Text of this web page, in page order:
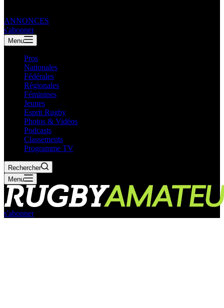
ANNONCES
s'abonner
Menu
Pros
Nationales
Fédérales
Régionales
Féminines
Jeunes
Esprit Rugby
Photos & Vidéos
Podcasts
Classements
Programme TV
Rechercher
Menu
s'abonner